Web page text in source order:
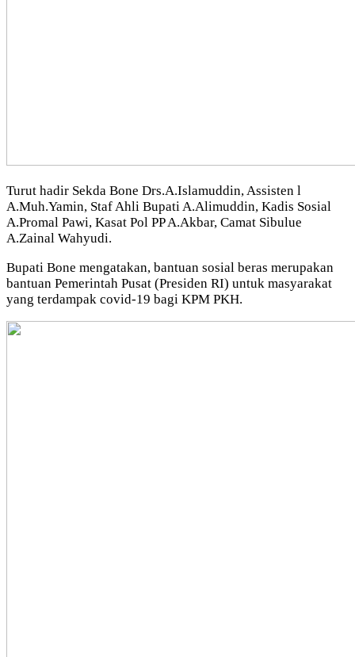
Turut hadir Sekda Bone Drs.A.Islamuddin, Assisten l
A.Muh.Yamin, Staf Ahli Bupati A.Alimuddin, Kadis Sosial
A.Promal Pawi, Kasat Pol PP A.Akbar, Camat Sibulue
A.Zainal Wahyudi.
Bupati Bone mengatakan, bantuan sosial beras merupakan
bantuan Pemerintah Pusat (Presiden RI) untuk masyarakat
yang terdampak covid-19 bagi KPM PKH.